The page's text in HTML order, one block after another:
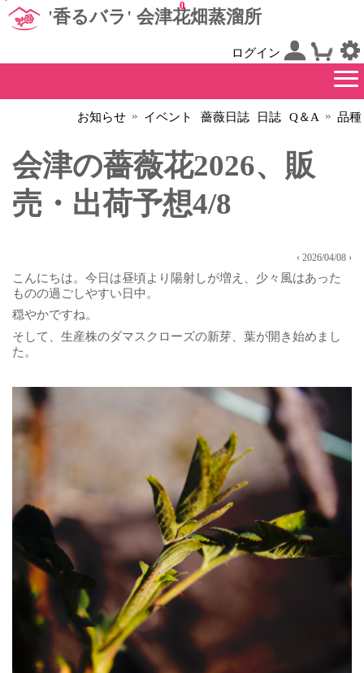
'香るバラ' 会津花畑蒸溜所
ログイン
0
お知らせ » イベント 薔薇日誌 日誌 Q＆A » 品種
会津の薔薇花2026、販
売・出荷予想4/8
‹ 2026/04/08 ›
こんにちは。今日は昼頃より陽射しが増え、少々風はあった
ものの過ごしやすい日中。
穏やかですね。
そして、生産株のダマスクローズの新芽、葉が開き始めまし
た。